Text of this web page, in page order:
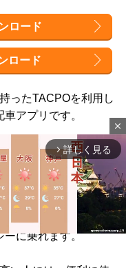
ロード
ロード
ったTACPOを利用し
アプリです。
シーで使える支払い
ージしておくと決済で
がもらえるため、
現金
ーに乗れます。
close
arrow_forward_ios 詳しく見る